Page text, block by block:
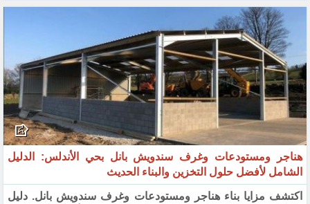
هناجر ومستودعات وغرف سندويش بانل بحي الأندلس: الدليل
الشامل لأفضل حلول التخزين والبناء الحديث
اكتشف مزايا بناء هناجر ومستودعات وغرف سندويش بانل. دليل